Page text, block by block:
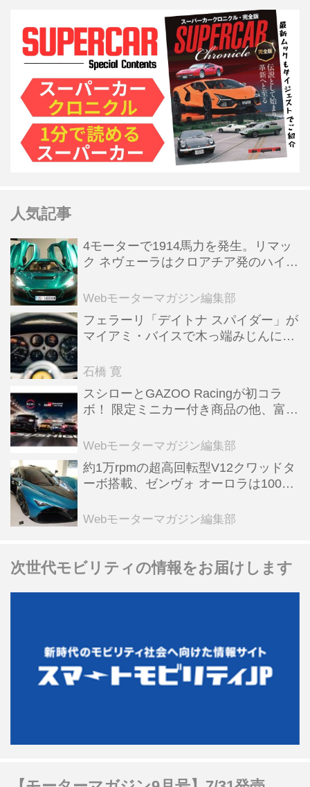
人気記事
4モーターで1914馬力を発生。リマッ
ク ネヴェーラはクロアチア発のハイパ
全版／115】
Webモーターマガジン編集部
フェラーリ「デイトナ スパイダー」が
マイアミ・バイスで木っ端みじんにな
石橋 寛
スシローとGAZOO Racingが初コラ
ボ！ 限定ミニカー付き商品の他、富士
る抽選企画などを展開
Webモーターマガジン編集部
約1万rpmの超高回転型V12クワッドタ
ーボ搭載、ゼンヴォ オーロラは100台
【スーパーカークロニクル・完全版／
Webモーターマガジン編集部
次世代モビリティの情報をお届けします